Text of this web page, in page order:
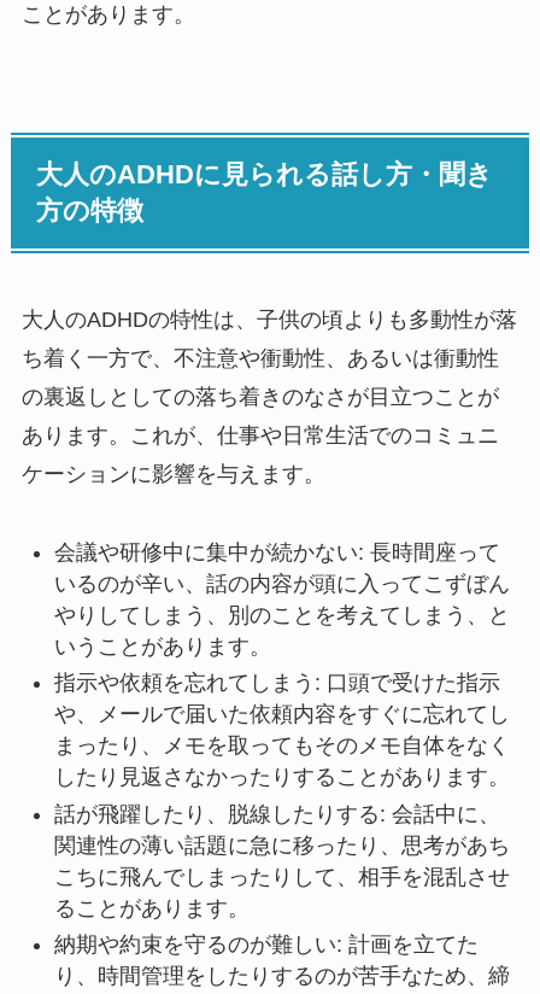
ことがあります。
大人のADHDに見られる話し方・聞き
方の特徴
大人のADHDの特性は、子供の頃よりも多動性が落
ち着く一方で、不注意や衝動性、あるいは衝動性
の裏返しとしての落ち着きのなさが目立つことが
あります。これが、仕事や日常生活でのコミュニ
ケーションに影響を与えます。
会議や研修中に集中が続かない: 長時間座って
いるのが辛い、話の内容が頭に入ってこずぼん
やりしてしまう、別のことを考えてしまう、と
いうことがあります。
指示や依頼を忘れてしまう: 口頭で受けた指示
や、メールで届いた依頼内容をすぐに忘れてし
まったり、メモを取ってもそのメモ自体をなく
したり見返さなかったりすることがあります。
話が飛躍したり、脱線したりする: 会話中に、
関連性の薄い話題に急に移ったり、思考があち
こちに飛んでしまったりして、相手を混乱させ
ることがあります。
納期や約束を守るのが難しい: 計画を立てた
り、時間管理をしたりするのが苦手なため、締